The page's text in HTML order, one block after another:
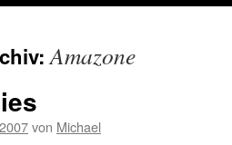
Amazone
von Michael